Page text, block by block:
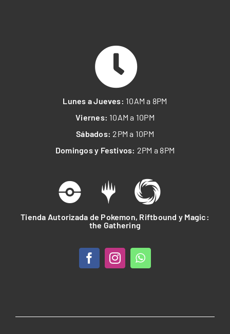
Lunes a Jueves: 10AM a 8PM
Viernes: 10AM a 10PM
Sábados: 2PM a 10PM
Domingos y Festivos: 2PM a 8PM
Tienda Autorizada de Pokemon, Riftbound y Magic:
the Gathering